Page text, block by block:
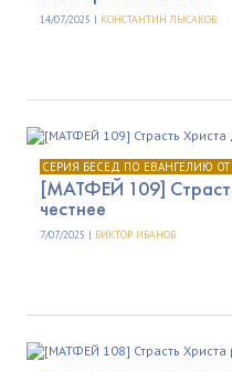
14/07/2025 | КОНСТАНТИН ЛЫСАКОВ
СЕРИЯ БЕСЕД ПО ЕВАНГЕЛИЮ ОТ
[МАТФЕЙ 109]
честнее
7/07/2025 | ВИКТОР ИВАНОВ